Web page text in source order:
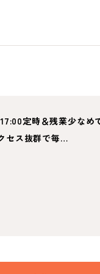
定時＆残業少なめ
セス抜群で毎…